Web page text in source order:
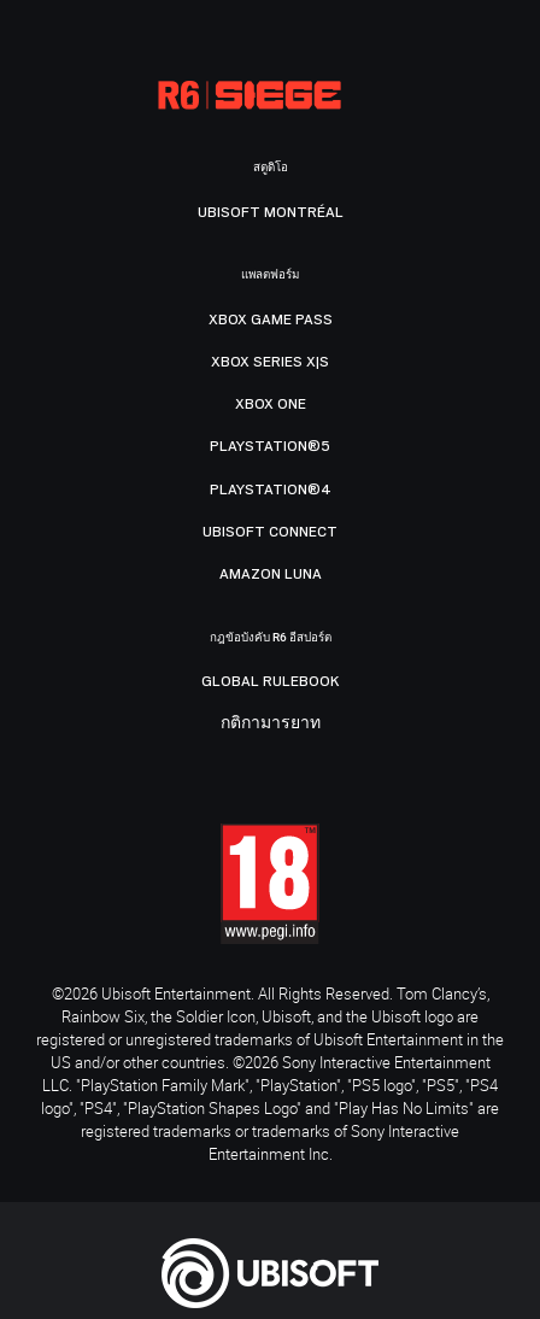
สตูดิโอ
UBISOFT MONTRÉAL
แพลตฟอร์ม
XBOX GAME PASS
XBOX SERIES X|S
XBOX ONE
PLAYSTATION®5
PLAYSTATION®4
UBISOFT CONNECT
AMAZON LUNA
กฎข้อบังคับ R6 อีสปอร์ต
GLOBAL RULEBOOK
กติกามารยาท
©2026 Ubisoft Entertainment. All Rights Reserved. Tom Clancy’s,
Rainbow Six, the Soldier Icon, Ubisoft, and the Ubisoft logo are
registered or unregistered trademarks of Ubisoft Entertainment in the
US and/or other countries. ©2026 Sony Interactive Entertainment
LLC. "PlayStation Family Mark", "PlayStation", "PS5 logo", "PS5", "PS4
logo", "PS4", "PlayStation Shapes Logo" and "Play Has No Limits" are
registered trademarks or trademarks of Sony Interactive
Entertainment Inc.